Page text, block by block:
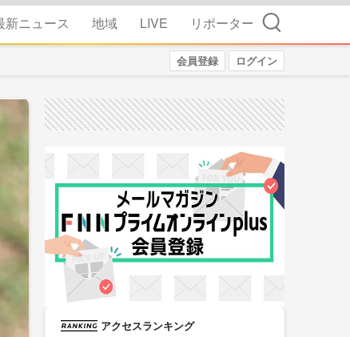
新ニュース 地域 LIVE リポーター 検索
会員登録 ログイン
アクセスランキング